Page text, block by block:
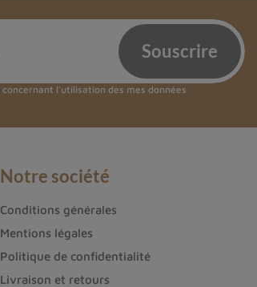
concernant l'utilisation des mes données
Notre société
Conditions générales
Mentions légales
Politique de confidentialité
Livraison et retours